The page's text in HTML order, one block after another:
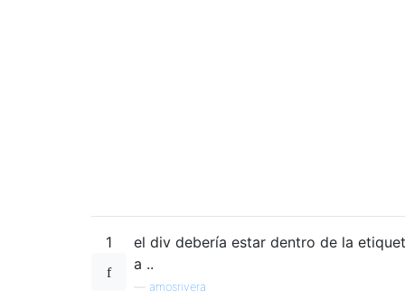
1
el div debería estar dentro de la
a ..
amosrivera